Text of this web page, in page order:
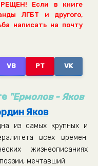
Если в книге
ЛГБТ и другого,
написать на почту
VB PT VK
"Ермолов - Яков
Яков
из самых крупных и
всех времен.
жизнеописаниях
мечтавший